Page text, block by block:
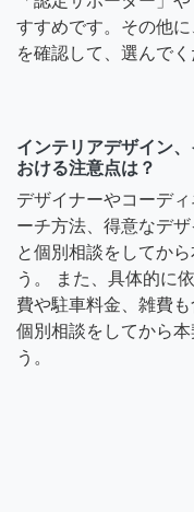
すすめです。その他
を確認して、選んでく
インテリアデザイン
おける注意点は？
デザイナーやコーデ
ーチ方法、得意なデ
と個別相談をしてか
う。 また、具体的に
費や駐車料金、雑費
個別相談をしてから
う。